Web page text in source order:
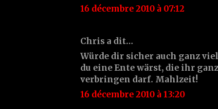
16 décembre 2010 à 07:12
Chris a dit…
Würde dir sicher auch ganz
du eine Ente wärst, die ihr
verbringen darf. Mahlzeit!
16 décembre 2010 à 13:20